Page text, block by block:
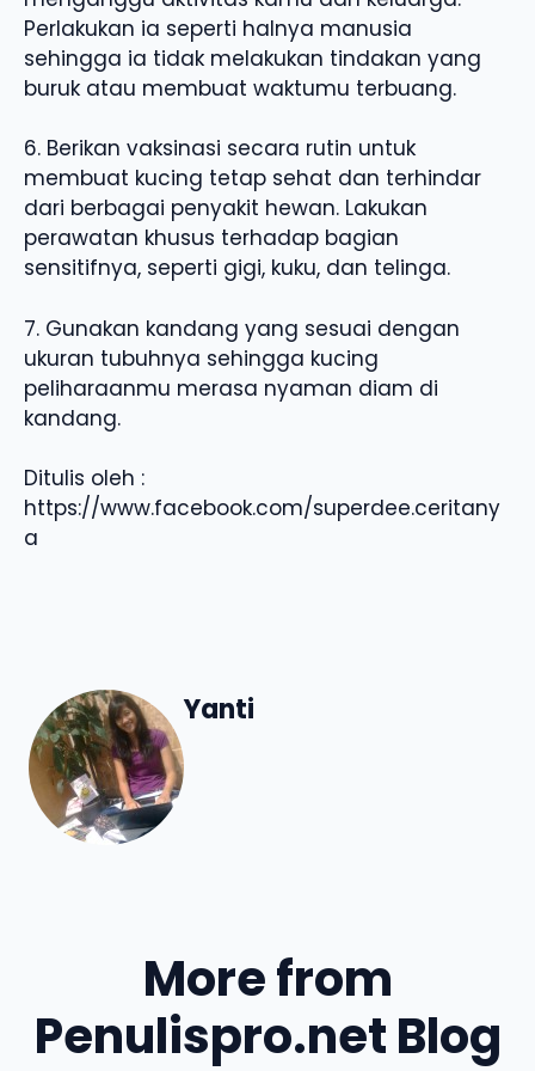
Perlakukan ia seperti halnya manusia
sehingga ia tidak melakukan tindakan yang
buruk atau membuat waktumu terbuang.
6. Berikan vaksinasi secara rutin untuk
membuat kucing tetap sehat dan terhindar
dari berbagai penyakit hewan. Lakukan
perawatan khusus terhadap bagian
sensitifnya, seperti gigi, kuku, dan telinga.
7. Gunakan kandang yang sesuai dengan
ukuran tubuhnya sehingga kucing
peliharaanmu merasa nyaman diam di
kandang.
Ditulis oleh :
https://www.facebook.com/superdee.ceritany
a
Yanti
More from
Penulispro.net Blog